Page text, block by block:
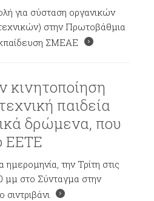
για σύσταση οργανικών
στην Πρωτοβάθμια
ΣΜΕΑΕ
κινητοποίηση
παιδεία
δρώμενα, που
ΕΕΤΕ
ημερομηνία, την Τρίτη στις
μμ στο Σύνταγμα στην